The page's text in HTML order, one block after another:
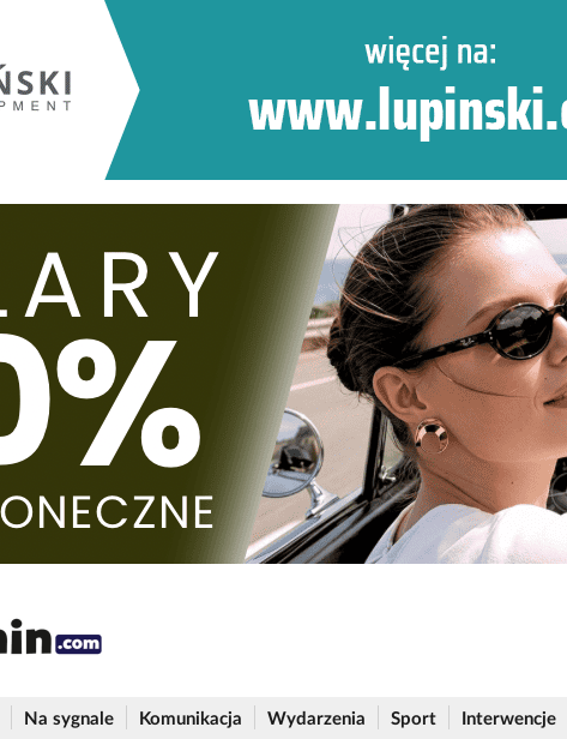
Na sygnale Komunikacja Wydarzenia Sport Interwencje